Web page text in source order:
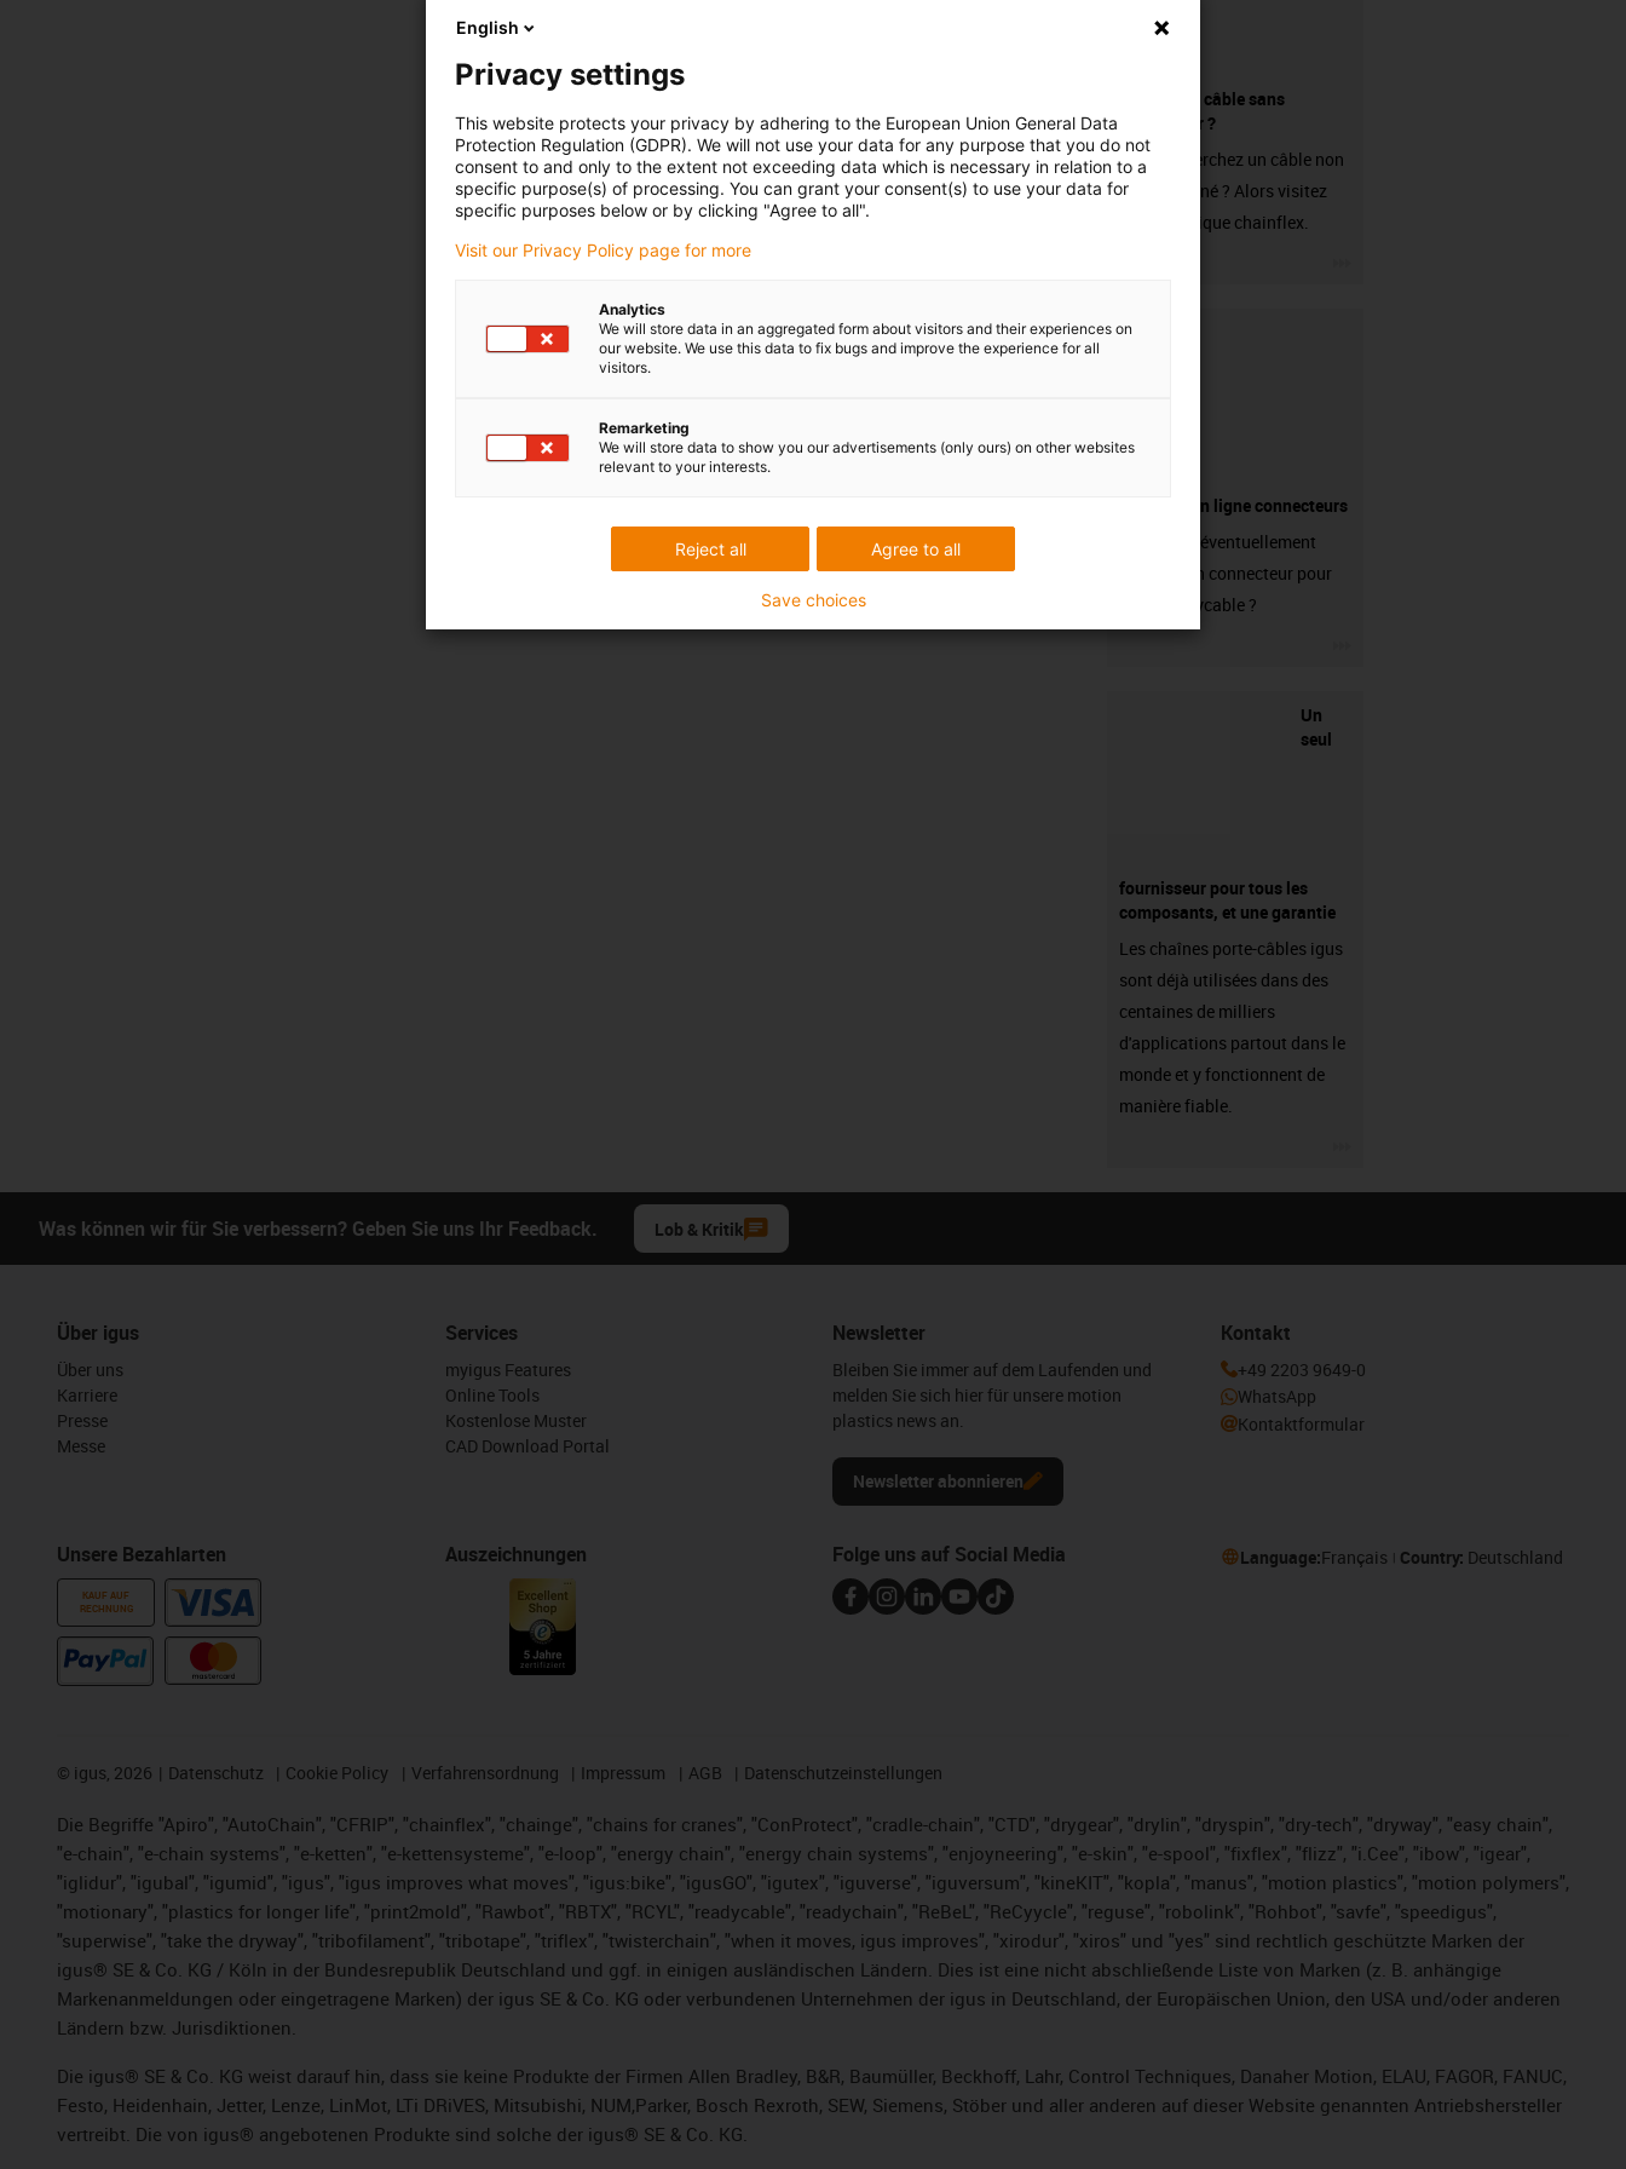
Acheter un câble sans
connecteur ?
Vous recherchez un câble non
confectionné ? Alors visitez
notre boutique chainflex.
Boutique en ligne connecteurs
Avez-vous éventuellement
besoin d'un connecteur pour
votre readycable ?
Un
seul
fournisseur pour tous les
composants, et une garantie
Les chaînes porte-câbles igus
sont déjà utilisées dans des
centaines de milliers
d'applications partout dans le
monde et y fonctionnent de
manière fiable.
Was können wir für Sie verbessern? Geben Sie uns Ihr Feedback. Lob & Kritik
Über igus
Über uns
Karriere
Presse
Messe
Unsere Bezahlarten
KAUF AUF
RECHNUNG
Services
myigus Features
Online Tools
Kostenlose Muster
CAD Download Portal
Auszeichnungen
Newsletter
Bleiben Sie immer auf dem Laufenden und
melden Sie sich hier für unsere motion
plastics news an.
Newsletter abonnieren
Kontakt
+49 2203 9649-0
WhatsApp
Kontaktformular
Folge uns auf Social Media Language:Français Country: Deutschland
© igus, 2026 Datenschutz Cookie Policy Verfahrensordnung Impressum AGB Datenschutzeinstellungen
Die Begriffe "Apiro", "AutoChain", "CFRIP", "chainflex", "chainge", "chains for cranes", "ConProtect", "cradle-chain", "CTD", "drygear", "drylin", "dryspin", "dry-tech", "dryway", "easy chain",
"e-chain", "e-chain systems", "e-ketten", "e-kettensysteme", "e-loop", "energy chain", "energy chain systems", "enjoyneering", "e-skin", "e-spool", "fixflex", "flizz", "i.Cee", "ibow", "igear",
"iglidur", "igubal", "igumid", "igus", "igus improves what moves", "igus:bike", "igusGO", "igutex", "iguverse", "iguversum", "kineKIT", "kopla", "manus", "motion plastics", "motion polymers",
"motionary", "plastics for longer life", "print2mold", "Rawbot", "RBTX", "RCYL", "readycable", "readychain", "ReBeL", "ReCyycle", "reguse", "robolink", "Rohbot", "savfe", "speedigus",
"superwise", "take the dryway", "tribofilament", "tribotape", "triflex", "twisterchain", "when it moves, igus improves", "xirodur", "xiros" und "yes" sind rechtlich geschützte Marken der
igus® SE & Co. KG / Köln in der Bundesrepublik Deutschland und ggf. in einigen ausländischen Ländern. Dies ist eine nicht abschließende Liste von Marken (z. B. anhängige
Markenanmeldungen oder eingetragene Marken) der igus SE & Co. KG oder verbundenen Unternehmen der igus in Deutschland, der Europäischen Union, den USA und/oder anderen
Ländern bzw. Jurisdiktionen.
Die igus® SE & Co. KG weist darauf hin, dass sie keine Produkte der Firmen Allen Bradley, B&R, Baumüller, Beckhoff, Lahr, Control Techniques, Danaher Motion, ELAU, FAGOR, FANUC,
Festo, Heidenhain, Jetter, Lenze, LinMot, LTi DRiVES, Mitsubishi, NUM,Parker, Bosch Rexroth, SEW, Siemens, Stöber und aller anderen auf dieser Website genannten Antriebshersteller
vertreibt. Die von igus® angebotenen Produkte sind solche der igus® SE & Co. KG.
English
Privacy settings
This website protects your privacy by adhering to the European Union General Data
Protection Regulation (GDPR). We will not use your data for any purpose that you do not
consent to and only to the extent not exceeding data which is necessary in relation to a
specific purpose(s) of processing. You can grant your consent(s) to use your data for
specific purposes below or by clicking "Agree to all".
Visit our Privacy Policy page for more
Analytics
We will store data in an aggregated form about visitors and their experiences on
our website. We use this data to fix bugs and improve the experience for all
visitors.
Remarketing
We will store data to show you our advertisements (only ours) on other websites
relevant to your interests.
Agree to all
Reject all
Save choices